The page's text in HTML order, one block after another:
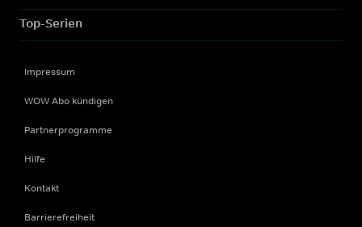
Top-Serien
Impressum
WOW Abo kündigen
Partnerprogramme
Hilfe
Kontakt
Barrierefreiheit